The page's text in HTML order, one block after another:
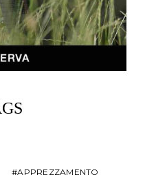
APPREZZAMENTO